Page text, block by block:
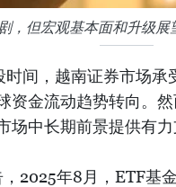
，但宏观基本面和升级
间，越南证券市场承
资金流动趋势转向。
场中长期前景提供有力
2025年8月，ETF基